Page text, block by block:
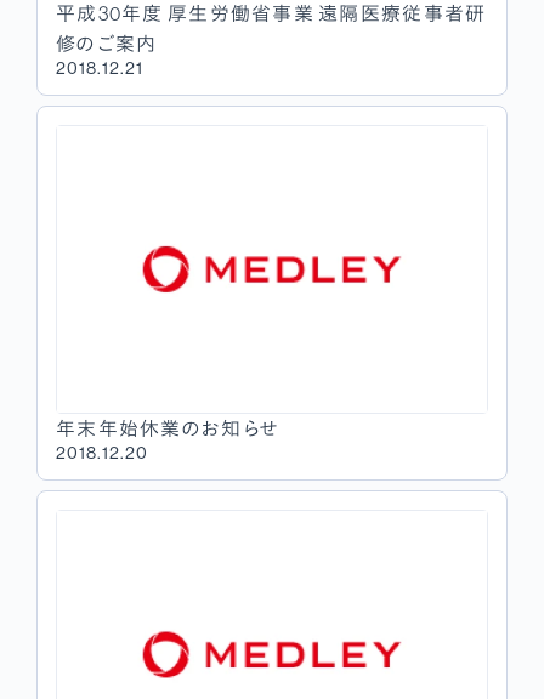
平成30年度 厚生労働省事業 遠隔医療従事者研
修のご案内
2018.12.21
年末年始休業のお知らせ
2018.12.20